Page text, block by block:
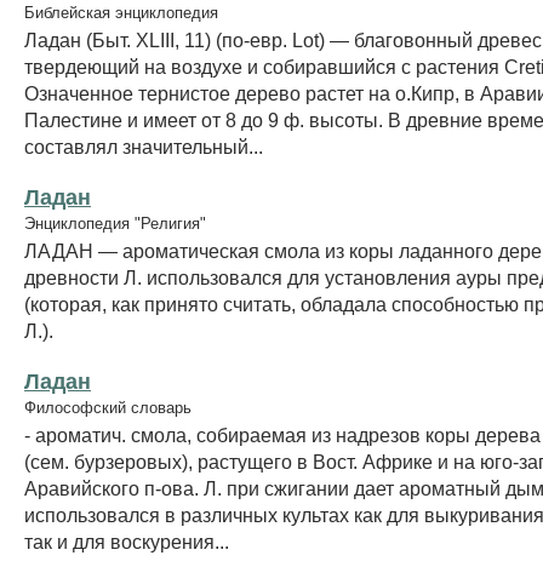
Библейская энциклопедия
Ладан (Быт. ХLIII, 11) (по-евр. Lot) — благовонный
твердеющий на воздухе и собиравшийся с растения
Означенное тернистое дерево растет на о.Кипр, в
Палестине и имеет от 8 до 9 ф. высоты. В древние
составлял значительный...
Ладан
Энциклопедия "Религия"
ЛАДАН — ароматическая смола из коры ладанного
древности Л. использовался для установления ауры
(которая, как принято считать, обладала способностью
Л.).
Ладан
Философский словарь
- ароматич. смола, собираемая из надрезов коры
(сем. бурзеровых), растущего в Вост. Африке и на юго-
Аравийского п-ова. Л. при сжигании дает ароматный
использовался в различных культах как для
так и для воскурения...